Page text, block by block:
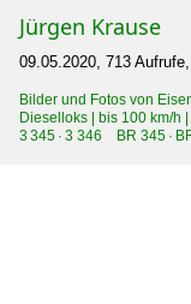
Jürgen Krause
09.05.2020, 713
Bilder und Fotos von
Dieselloks | bis 100 km/h
3 345 · 3 346 BR 345 ·